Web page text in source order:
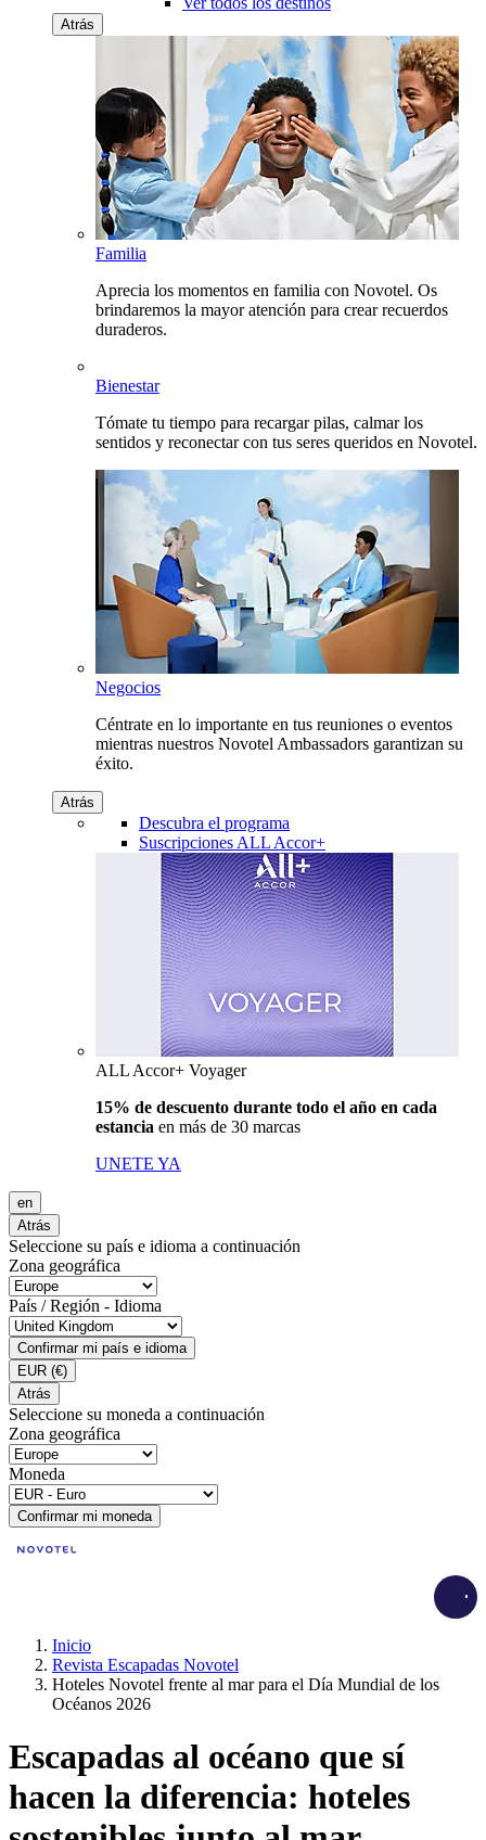
Atrás
Familia
Aprecia los momentos en familia con Novotel. Os
brindaremos la mayor atención para crear recuerdos
duraderos.
Bienestar
Tómate tu tiempo para recargar pilas, calmar los
sentidos y reconectar con tus seres queridos en Novotel.
Negocios
Céntrate en lo importante en tus reuniones o eventos
mientras nuestros Novotel Ambassadors garantizan su
éxito.
Atrás
Descubra el programa
Suscripciones ALL Accor+
ALL Accor+ Voyager
15% de descuento durante todo el año en cada
estancia en más de 30 marcas
UNETE YA
en
Atrás
Seleccione su país e idioma a continuación
Zona geográfica
País / Región - Idioma
Confirmar mi país e idioma
EUR (€)
Atrás
Seleccione su moneda a continuación
Zona geográfica
Moneda
Confirmar mi moneda
Inicio
Revista Escapadas Novotel
Hoteles Novotel frente al mar para el Día Mundial de los
Océanos 2026
Escapadas al océano que sí
hacen la diferencia: hoteles